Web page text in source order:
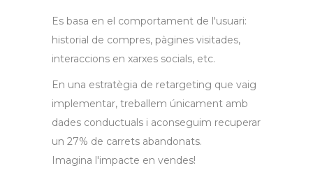
Es basa en el comportament de l'usuari:
historial de compres, pàgines visitades,
interaccions en xarxes socials, etc.
En una estratègia de retargeting que vaig
implementar, treballem únicament amb
dades conductuals i aconseguim recuperar
un 27% de carrets abandonats.
Imagina l'impacte en vendes!